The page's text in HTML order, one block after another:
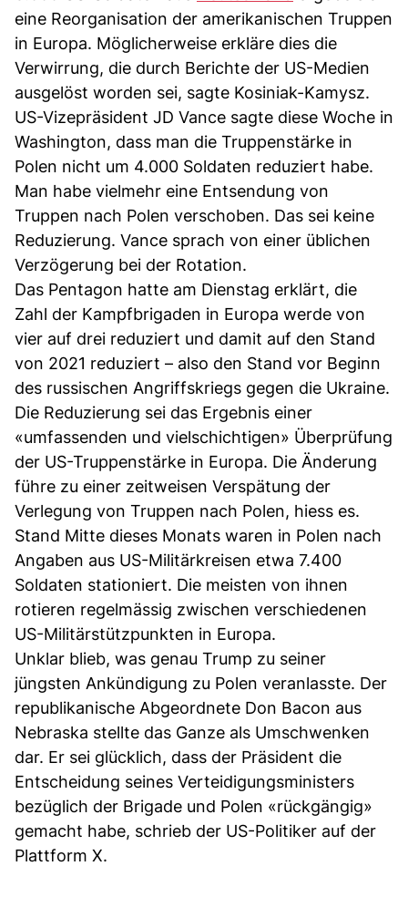
eine Reorganisation der amerikanischen Truppen
in Europa. Möglicherweise erkläre dies die
Verwirrung, die durch Berichte der US-Medien
ausgelöst worden sei, sagte Kosiniak-Kamysz.
US-Vizepräsident JD Vance sagte diese Woche in
Washington, dass man die Truppenstärke in
Polen nicht um 4.000 Soldaten reduziert habe.
Man habe vielmehr eine Entsendung von
Truppen nach Polen verschoben. Das sei keine
Reduzierung. Vance sprach von einer üblichen
Verzögerung bei der Rotation.
Das Pentagon hatte am Dienstag erklärt, die
Zahl der Kampfbrigaden in Europa werde von
vier auf drei reduziert und damit auf den Stand
von 2021 reduziert – also den Stand vor Beginn
des russischen Angriffskriegs gegen die Ukraine.
Die Reduzierung sei das Ergebnis einer
«umfassenden und vielschichtigen» Überprüfung
der US-Truppenstärke in Europa. Die Änderung
führe zu einer zeitweisen Verspätung der
Verlegung von Truppen nach Polen, hiess es.
Stand Mitte dieses Monats waren in Polen nach
Angaben aus US-Militärkreisen etwa 7.400
Soldaten stationiert. Die meisten von ihnen
rotieren regelmässig zwischen verschiedenen
US-Militärstützpunkten in Europa.
Unklar blieb, was genau Trump zu seiner
jüngsten Ankündigung zu Polen veranlasste. Der
republikanische Abgeordnete Don Bacon aus
Nebraska stellte das Ganze als Umschwenken
dar. Er sei glücklich, dass der Präsident die
Entscheidung seines Verteidigungsministers
bezüglich der Brigade und Polen «rückgängig»
gemacht habe, schrieb der US-Politiker auf der
Plattform X.